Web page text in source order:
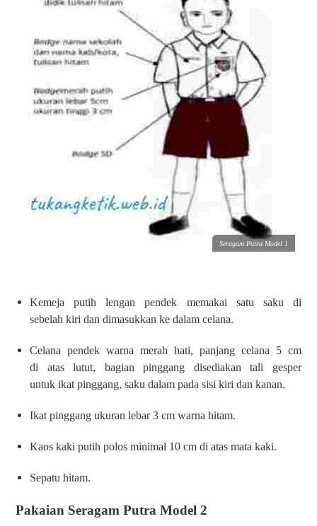
Seragam Putra Model 1
Kemeja putih lengan pendek memakai satu saku di
sebelah kiri dan dimasukkan ke dalam celana.
Celana pendek warna merah hati, panjang celana 5 cm
di atas lutut, bagian pinggang disediakan tali gesper
untuk ikat pinggang, saku dalam pada sisi kiri dan kanan.
Ikat pinggang ukuran lebar 3 cm warna hitam.
Kaos kaki putih polos minimal 10 cm di atas mata kaki.
Sepatu hitam.
Pakaian Seragam Putra Model 2